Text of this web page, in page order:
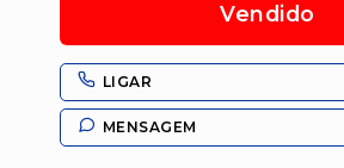
Vendido
LIGAR
MENSAGEM